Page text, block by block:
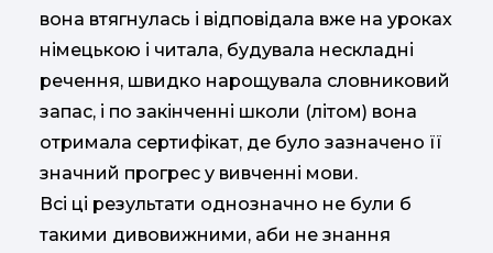
вона втягнулась і відповідала вже на уроках
німецькою і читала, будувала нескладні
речення, швидко нарощувала словниковий
запас, і по закінченні школи (літом) вона
отримала сертифікат, де було зазначено її
значний прогрес у вивченні мови.
Всі ці результати однозначно не були б
такими дивовижними, аби не знання